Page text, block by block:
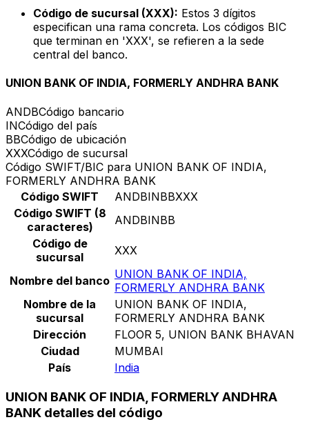
Código de sucursal (XXX): Estos 3 dígitos
especifican una rama concreta. Los códigos BIC
que terminan en 'XXX', se refieren a la sede
central del banco.
UNION BANK OF INDIA, FORMERLY ANDHRA BANK
ANDBCódigo bancario
INCódigo del país
BBCódigo de ubicación
XXXCódigo de sucursal
Código SWIFT/BIC para UNION BANK OF INDIA,
FORMERLY ANDHRA BANK
Código SWIFT
ANDBINBBXXX
Código SWIFT (8
caracteres)
ANDBINBB
Código de
sucursal
XXX
Nombre del banco UNION BANK OF INDIA,
FORMERLY ANDHRA BANK
Nombre de la
sucursal
UNION BANK OF INDIA,
FORMERLY ANDHRA BANK
Dirección
FLOOR 5, UNION BANK BHAVAN
Ciudad
MUMBAI
País
India
UNION BANK OF INDIA, FORMERLY ANDHRA
BANK detalles del código